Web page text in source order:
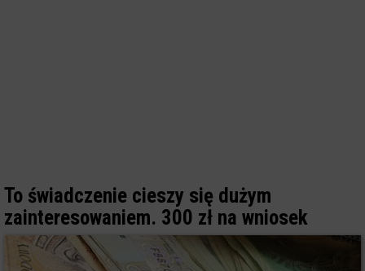
To świadczenie cieszy się dużym
zainteresowaniem. 300 zł na wniosek